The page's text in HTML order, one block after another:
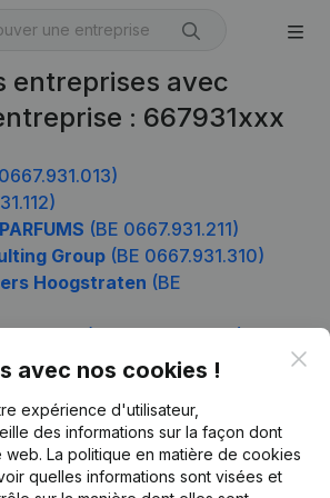
entreprises avec
: 667931xxx
(BE 0667.931.211)
Group (BE 0667.931.310)
Hoogstraten (BE
avec nos cookies !
expérience d'utilisateur,
des informations sur la façon dont
web. La politique en matière de cookies
quelles informations sont visées et
Produit
Informations d’entreprise